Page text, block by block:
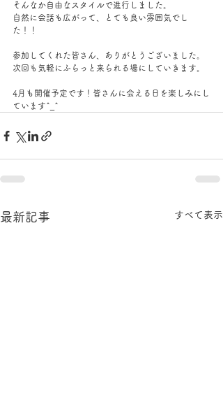
そんなか自由なスタイルで進行しました。
自然に会話も広がって、とても良い雰囲気でし
た！！
参加してくれた皆さん、ありがとうございました。
次回も気軽にふらっと来られる場にしていきます。
4月も開催予定です！皆さんに会える日を楽しみにし
ています^_^
最新記事 すべて表示